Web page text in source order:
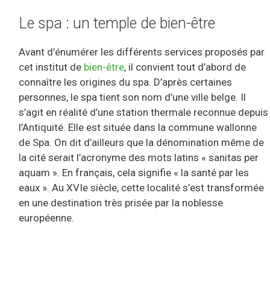
Le spa : un temple de bien-être
Avant d’énumérer les différents services proposés par
cet institut de bien-être, il convient tout d’abord de
connaître les origines du spa. D’après certaines
personnes, le spa tient son nom d’une ville belge. Il
s’agit en réalité d’une station thermale reconnue depuis
l’Antiquité. Elle est située dans la commune wallonne
de Spa. On dit d’ailleurs que la dénomination même de
la cité serait l’acronyme des mots latins « sanitas per
aquam ». En français, cela signifie « la santé par les
eaux ». Au XVIe siècle, cette localité s’est transformée
en une destination très prisée par la noblesse
européenne.